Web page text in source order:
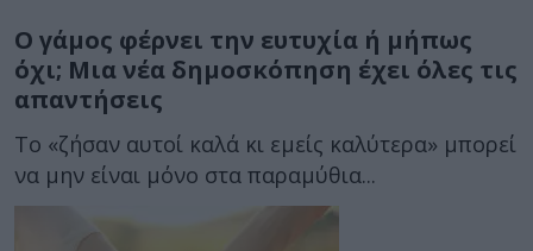
Ο γάμος φέρνει την ευτυχία ή μήπως
όχι; Μια νέα δημοσκόπηση έχει όλες τις
απαντήσεις
Το «ζήσαν αυτοί καλά κι εμείς καλύτερα» μπορεί
να μην είναι μόνο στα παραμύθια...